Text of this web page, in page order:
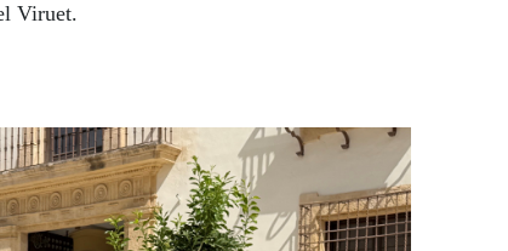
Viruet.